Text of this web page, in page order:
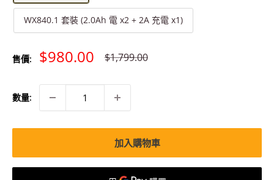
WX840.1 套裝 (2.0Ah 電 x2 + 2A 充電 x1)
售價: 特
$980.00 原
價
$1,799.00
數量:
加入購物車